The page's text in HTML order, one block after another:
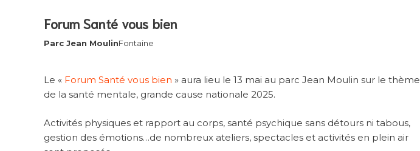
Forum Santé vous bien
Parc Jean MoulinFontaine
Le « Forum Santé vous bien » aura lieu le 13 mai au parc Jean Moulin sur le thème
de la santé mentale, grande cause nationale 2025.
Activités physiques et rapport au corps, santé psychique sans détours ni tabous,
gestion des émotions…de nombreux ateliers, spectacles et activités en plein air